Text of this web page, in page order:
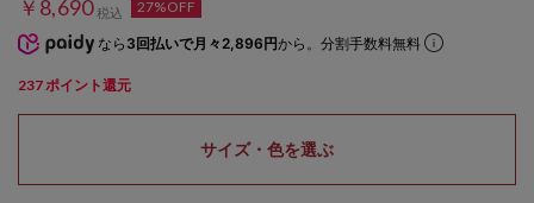
￥8,690税込 27%OFF
なら 3回払いで月々2,896円から。分割手数料無料
237 ポイント還元
サイズ・色を選ぶ